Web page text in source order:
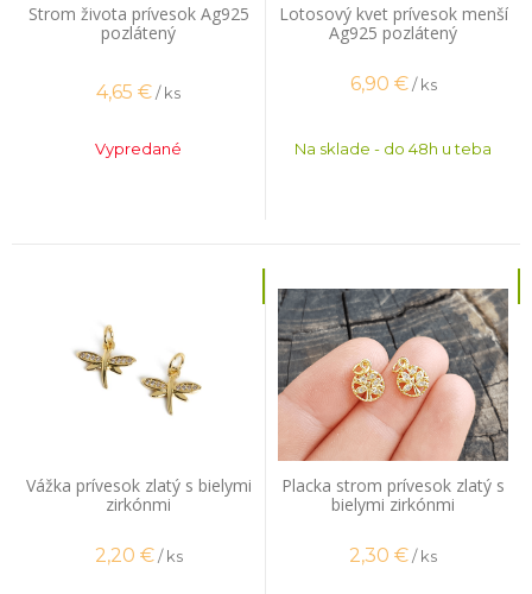
Strom života prívesok Ag925
pozlátený
4,65 €/ ks
Vypredané
Lotosový kvet prívesok menší
Ag925 pozlátený
6,90 € / ks
Na sklade - do 48h u teba
Vážka prívesok zlatý s bielymi
zirkónmi
2,20 € / ks
Placka strom prívesok zlatý s
bielymi zirkónmi
2,30 €/ ks